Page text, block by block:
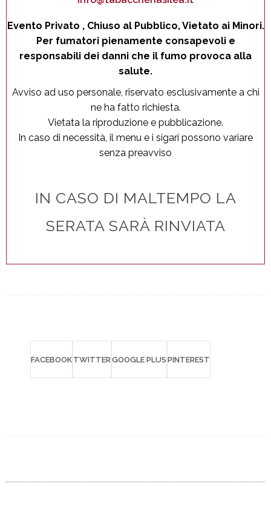
Evento Privato , Chiuso al Pubblico, Vietato ai Minori.
Per fumatori pienamente consapevoli e
responsabili dei danni che il fumo provoca alla
salute.
Avviso ad uso personale, riservato esclusivamente a chi
ne ha fatto richiesta.
Vietata la riproduzione e pubblicazione.
In caso di necessità, il menu e i sigari possono variare
senza preavviso
IN CASO DI MALTEMPO LA
SERATA SARÀ RINVIATA
FACEBOOK TWITTERGOOGLE PLUS PINTEREST